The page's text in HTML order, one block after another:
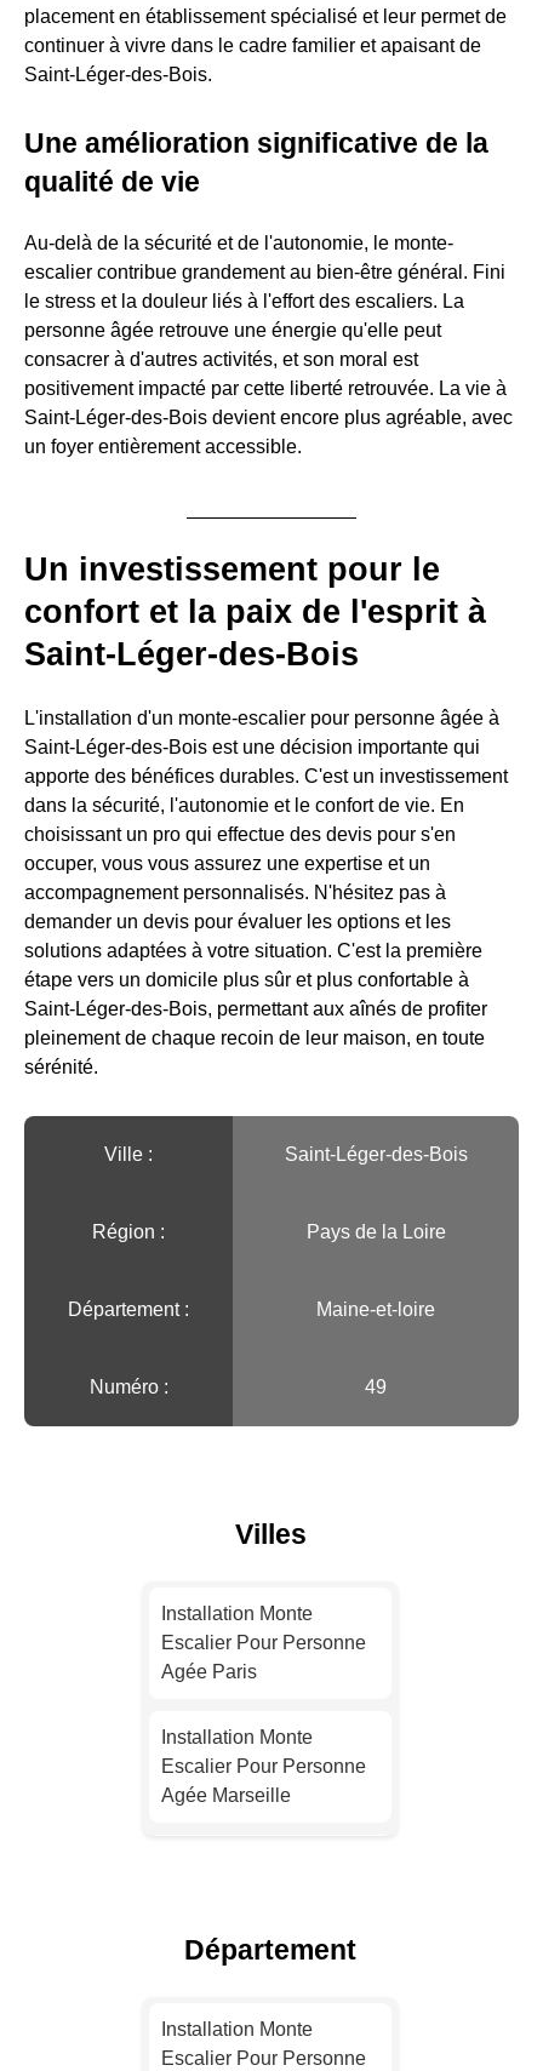
placement en établissement spécialisé et leur permet de
continuer à vivre dans le cadre familier et apaisant de
Saint-Léger-des-Bois.
Une amélioration significative de la
qualité de vie
Au-delà de la sécurité et de l'autonomie, le monte-
escalier contribue grandement au bien-être général. Fini
le stress et la douleur liés à l'effort des escaliers. La
personne âgée retrouve une énergie qu'elle peut
consacrer à d'autres activités, et son moral est
positivement impacté par cette liberté retrouvée. La vie à
Saint-Léger-des-Bois devient encore plus agréable, avec
un foyer entièrement accessible.
Un investissement pour le
confort et la paix de l'esprit à
Saint-Léger-des-Bois
L'installation d'un monte-escalier pour personne âgée à
Saint-Léger-des-Bois est une décision importante qui
apporte des bénéfices durables. C'est un investissement
dans la sécurité, l'autonomie et le confort de vie. En
choisissant un pro qui effectue des devis pour s'en
occuper, vous vous assurez une expertise et un
accompagnement personnalisés. N'hésitez pas à
demander un devis pour évaluer les options et les
solutions adaptées à votre situation. C'est la première
étape vers un domicile plus sûr et plus confortable à
Saint-Léger-des-Bois, permettant aux aînés de profiter
pleinement de chaque recoin de leur maison, en toute
sérénité.
Ville :️ Saint-Léger-des-Bois
Région :️ Pays de la Loire
Département : Maine-et-loire
Numéro : 49
Villes
Installation Monte
Escalier Pour Personne
Agée Paris
Installation Monte
Escalier Pour Personne
Agée Marseille
Agée Toulouse
Département
Installation Monte
Escalier Pour Personne